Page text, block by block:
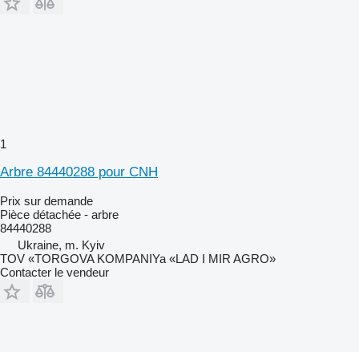
1
Arbre 84440288 pour CNH
Prix sur demande
Pièce détachée - arbre
84440288
Ukraine, m. Kyiv
TOV «TORGOVA KOMPANIYa «LAD I MIR AGRO»
Contacter le vendeur